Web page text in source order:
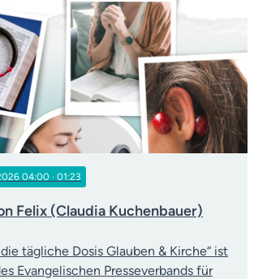
04:00 · 01:23
Felix (Claudia Kuchenbauer)
tägliche Dosis Glauben & Kirche“ ist
Evangelischen Presseverbands für